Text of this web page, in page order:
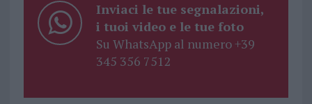
Inviaci le tue segnalazioni,
i tuoi video e le tue foto
Su WhatsApp al numero +39
345 356 7512